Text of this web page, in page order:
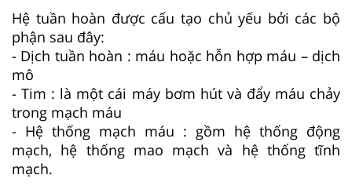
Hệ tuần hoàn được cấu tạo chủ yếu bởi các bộ
phận sau đây:
- Dịch tuần hoàn : máu hoặc hỗn hợp máu – dịch
mô
- Tim : là một cái máy bơm hút và đẩy máu chảy
trong mạch máu
- Hệ thống mạch máu : gồm hệ thống động
mạch, hệ thống mao mạch và hệ thống tĩnh
mạch.